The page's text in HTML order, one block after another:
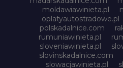
moldawiawinieta.pl
oplatyautostradowe.pl
polskadalnice.com
rumuniawinieta.pl
sloveniawinieta.pl
slovinskadalnice.com
slowacjawinieta.pl